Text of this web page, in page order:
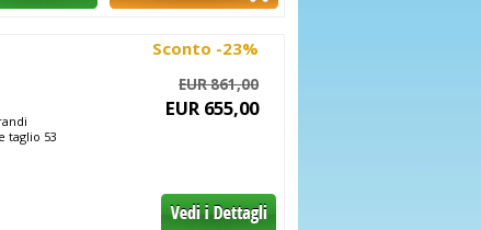
taglio 53
Sconto -23%
EUR 861,00
EUR 655,00